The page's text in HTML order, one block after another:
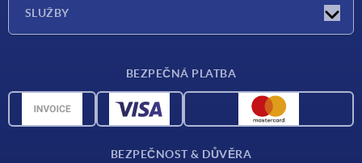
SLUŽBY
CAD data
BEZPEČNÁ PLATBA
BEZPEČNOST & DŮVĚRA